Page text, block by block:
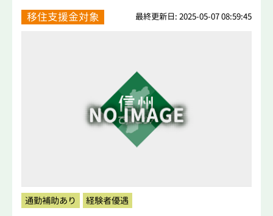
移住支援金対象 最終更新日: 2025-05-07 08:59:45
通勤補助あり 経験者優遇